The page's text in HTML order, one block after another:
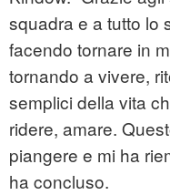
squadra e a tutto lo
facendo tornare in
tornando a vivere,
semplici della vita
ridere, amare.
piangere e mi ha
ha concluso.